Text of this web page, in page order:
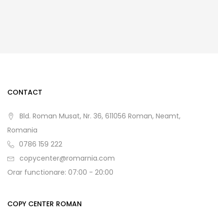
CONTACT
Bld. Roman Musat, Nr. 36, 611056 Roman, Neamt,
Romania
0786 159 222
copycenter@romarnia.com
Orar functionare: 07:00 - 20:00
COPY CENTER ROMAN